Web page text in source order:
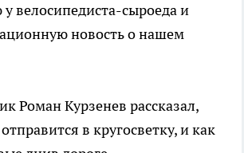
велосипедиста-сыроеда и
новость о нашем
Роман Курзенев рассказал,
в кругосветку, и как